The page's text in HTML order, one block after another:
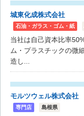
城東化成株式会社
石油・ガラス・ゴム・紙
当社は自己資本比率
ム・プラスチックの微
造し...
モルツウェル株式会社
専門店 島根県